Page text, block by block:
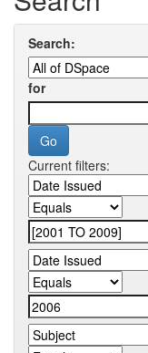
Search:
for
Current filters: